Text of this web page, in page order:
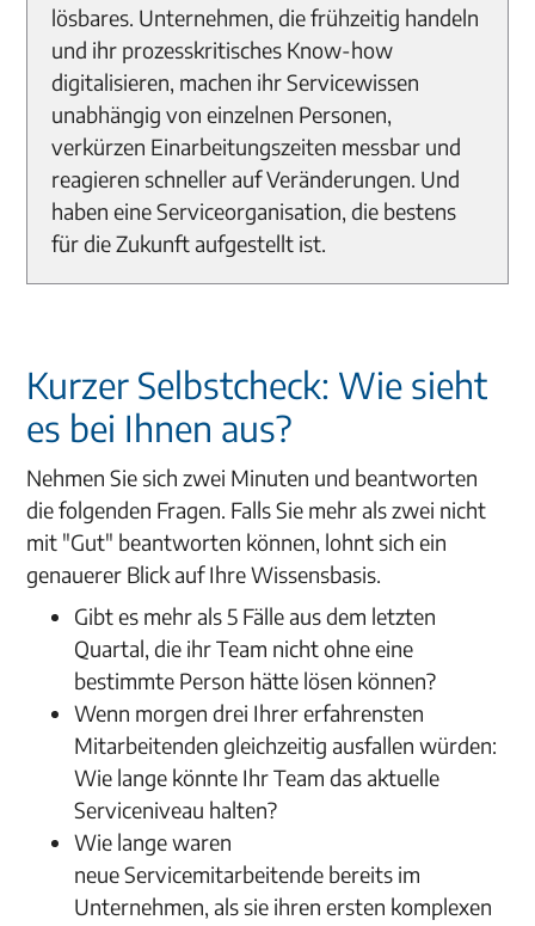
lösbares. Unternehmen, die frühzeitig handeln
und ihr prozesskritisches Know-how
digitalisieren, machen ihr Servicewissen
unabhängig von einzelnen Personen,
verkürzen Einarbeitungszeiten messbar und
reagieren schneller auf Veränderungen. Und
haben eine Serviceorganisation, die bestens
für die Zukunft aufgestellt ist.
Kurzer Selbstcheck: Wie sieht
es bei Ihnen aus?
Nehmen Sie sich zwei Minuten und beantworten
die folgenden Fragen. Falls Sie mehr als zwei nicht
mit "Gut" beantworten können, lohnt sich ein
genauerer Blick auf Ihre Wissensbasis.
Gibt es mehr als 5 Fälle aus dem letzten
Quartal, die ihr Team nicht ohne eine
bestimmte Person hätte lösen können?
Wenn morgen drei Ihrer erfahrensten
Mitarbeitenden gleichzeitig ausfallen würden:
Wie lange könnte Ihr Team das aktuelle
Serviceniveau halten?
Wie lange waren
neue Servicemitarbeitende bereits im
Unternehmen, als sie ihren ersten komplexen